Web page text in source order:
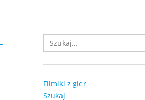
Filmiki z gier
Szukaj